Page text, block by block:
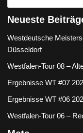
Neueste
Westdeutsche
Düsseldorf
Westfalen-Tour 08 –
Ergebnisse WT #07
Ergebnisse WT #06
Westfalen-Tour 06 –